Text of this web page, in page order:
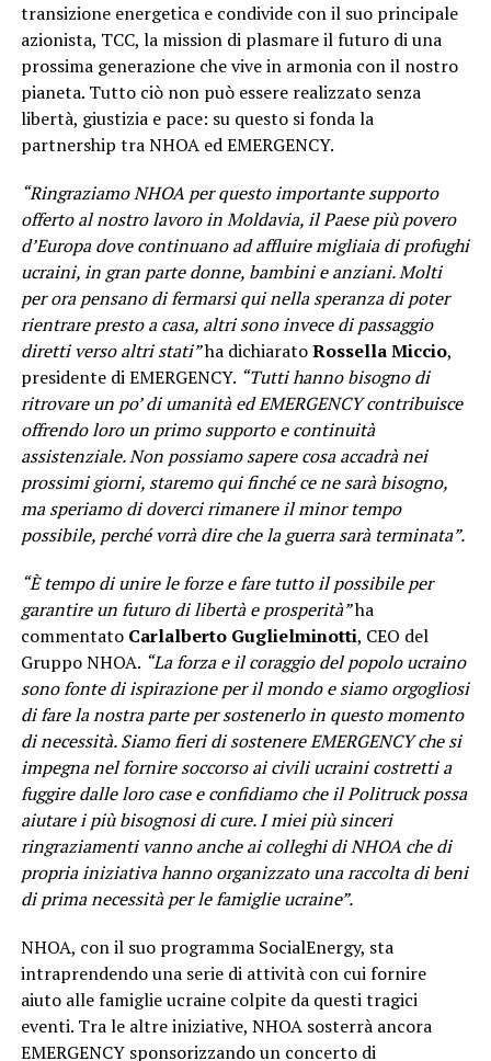
transizione energetica e condivide con il suo principale
azionista, TCC, la mission di plasmare il futuro di una
prossima generazione che vive in armonia con il nostro
pianeta. Tutto ciò non può essere realizzato senza
libertà, giustizia e pace: su questo si fonda la
partnership tra NHOA ed EMERGENCY.
“Ringraziamo NHOA per questo importante supporto
offerto al nostro lavoro in Moldavia, il Paese più povero
d’Europa dove continuano ad affluire migliaia di profughi
ucraini, in gran parte donne, bambini e anziani. Molti
per ora pensano di fermarsi qui nella speranza di poter
rientrare presto a casa, altri sono invece di passaggio
diretti verso altri stati”ha dichiaratoRossella Miccio,
presidente di EMERGENCY. “Tutti hanno bisogno di
ritrovare un po’ di umanità ed EMERGENCY contribuisce
offrendo loro un primo supporto e continuità
assistenziale. Non possiamo sapere cosa accadrà nei
prossimi giorni, staremo qui finché ce ne sarà bisogno,
ma speriamo di doverci rimanere il minor tempo
possibile, perché vorrà dire che la guerra sarà terminata”.
“È tempo di unire le forze e fare tutto il possibile per
garantire un futuro di libertà e prosperità”ha
commentato Carlalberto Guglielminotti, CEO del
Gruppo NHOA. “La forza e il coraggio del popolo ucraino
sono fonte di ispirazione per il mondo e siamo orgogliosi
di fare la nostra parte per sostenerlo in questo momento
di necessità. Siamo fieri di sostenere EMERGENCY che si
impegna nel fornire soccorso ai civili ucraini costretti a
fuggire dalle loro case e confidiamo che il Politruck possa
aiutare i più bisognosi di cure. I miei più sinceri
ringraziamenti vanno anche ai colleghi di NHOA che di
propria iniziativa hanno organizzato una raccolta di beni
di prima necessità per le famiglie ucraine”.
NHOA, con il suo programma SocialEnergy, sta
intraprendendo una serie di attività con cui fornire
aiuto alle famiglie ucraine colpite da questi tragici
eventi. Tra le altre iniziative, NHOA sosterrà ancora
EMERGENCY sponsorizzando un concerto di